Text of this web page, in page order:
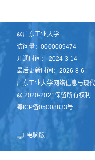
@广东工业大学
访问量：0000009474
开通时间：2024-3-14
最后更新时间：2026-8-6
广东工业大学网络信息与现
@ 2020-2021保留所有权利
粤ICP备05008833号
电脑版